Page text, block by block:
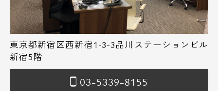
東京都新宿区西新宿1-3-3品川ステーションビル
新宿5階
03-5339-8155